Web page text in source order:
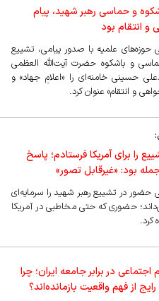
و حماسی رهبر شهید، پیام
و انتقام بود
حوزه‌های علمیه با صدور پیامی، تشییع
و باشکوه حضرت آیت‌الله العظمی
حسینی خامنه‌ای را «اعلامِ جهاد» و
و انتقام» عنوان کرد.
را برای آمریکا فرستادم؛ پاسخ
بود: «غیرقابل تصور»
حضور در تشییع رهبر شهید را سرمایه‌ای
حضوری که حتی مخاطبی در آمریکا
کرد.
در برابر جامعه ایران؛ چرا
از فهم واقعیت بازمانده‌اند؟